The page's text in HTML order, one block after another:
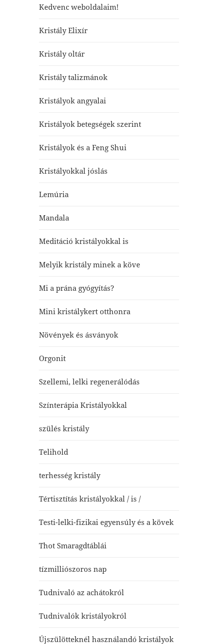
Kedvenc weboldalaim!
Kristály Elixír
Kristály oltár
Kristály talizmánok
Kristályok angyalai
Kristályok betegségek szerint
Kristályok és a Feng Shui
Kristályokkal jóslás
Lemúria
Mandala
Meditáció kristályokkal is
Melyik kristály minek a köve
Mi a prána gyógyítás?
Mini kristálykert otthonra
Növények és ásványok
Orgonit
Szellemi, lelki regenerálódás
Színterápia Kristályokkal
szülés kristály
Telihold
terhesség kristály
Tértisztítás kristályokkal / is /
Testi-lelki-fizikai egyensúly és a kövek
Thot Smaragdtáblái
tízmilliószoros nap
Tudnivaló az achátokról
Tudnivalók kristályokról
Újszülötteknél használandó kristályok